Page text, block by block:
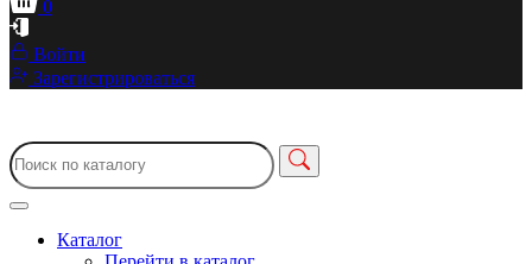
0
Войти
Зарегистрироваться
Каталог